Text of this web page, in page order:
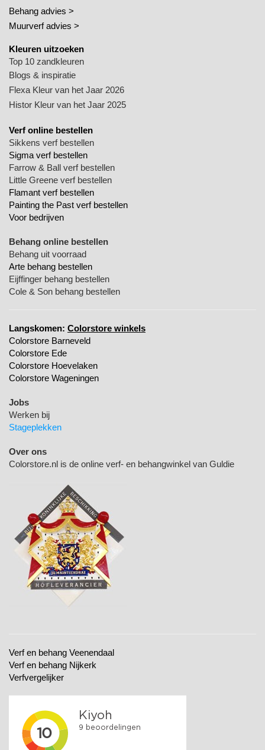
Behang advies >
Muurverf advies >
Kleuren uitzoeken
Top 10 zandkleuren
Blogs & inspiratie
Flexa Kleur van het Jaar 2026
Histor Kleur van het Jaar 2025
Verf online bestellen
Sikkens verf bestellen
Sigma verf bestellen
Farrow & Ball verf bestellen
Little Greene verf bestellen
Flamant verf bestellen
Painting the Past verf bestellen
Voor bedrijven
Behang online bestellen
Behang uit voorraad
Arte behang bestellen
Eijffinger behang bestellen
Cole & Son behang bestellen
Langskomen: Colorstore winkels
Colorstore Barneveld
Colorstore Ede
Colorstore Hoevelaken
Colorstore Wageningen
Jobs
Werken bij
Stageplekken
Over ons
Colorstore.nl is de online verf- en behangwinkel van Guldie
Verf en behang Veenendaal
Verf en behang Nijkerk
Verfvergelijker